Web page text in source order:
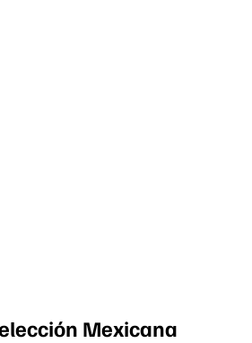
Mexicana